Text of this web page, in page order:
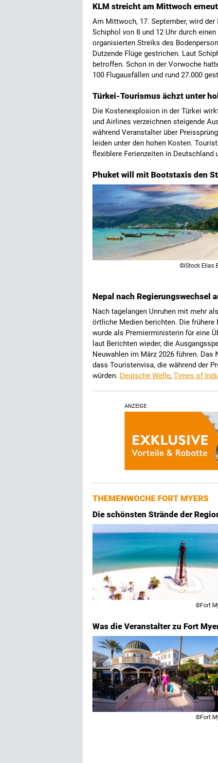
KLM streicht am Mittwoch
Am Mittwoch, 17. September, wird
Schiphol von 8 und 12 Uhr durch
organisierten Streiks des
Dutzende Flüge gestrichen. Laut
betroffen. Schon in der Vorwoche
100 Flugausfällen und rund 27.000
Türkei-Tourismus ächzt unter
Die Kostenexplosion in der Türkei
und Airlines verzeichnen steigende
während Veranstalter über
leiden unter den hohen Kosten.
flexiblere Ferienzeiten in Deutschland
Phuket will mit Bootstaxis den
©iStock Elias
Nepal nach Regierungswechsel
Nach tagelangen Unruhen mit mehr
örtliche Medien berichten. Die
wurde als Premierministerin für eine
laut Berichten wieder, die
Neuwahlen im März 2026 führen.
dass Touristenvisa, die während der
würden. Deutsche Welle, Times of
ANZEIGE
THEMENWOCHE FORT MYERS
Die schönsten Strände der
©Fort
Was die Veranstalter zu Fort
©Fort